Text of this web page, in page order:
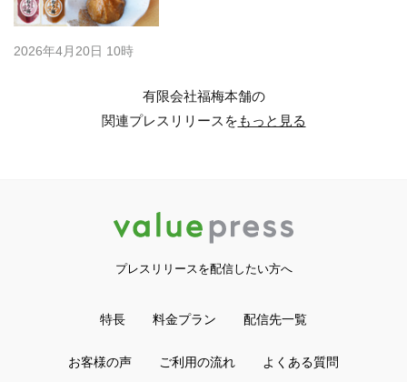
2026年4月20日 10時
有限会社福梅本舗の
関連プレスリリースをもっと見る
プレスリリースを配信したい方へ
特長 料金プラン 配信先一覧
お客様の声 ご利用の流れ よくある質問